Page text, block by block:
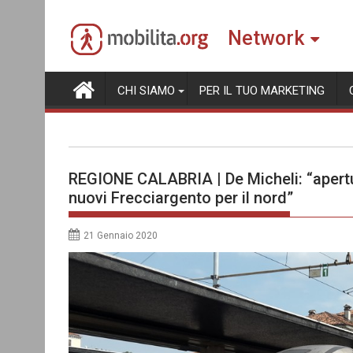
content
Network
CHI SIAMO PER IL TUO MARKETING
REGIONE CALABRIA | De Micheli:
nuovi Frecciargento per il nord”
21 Gennaio 2020